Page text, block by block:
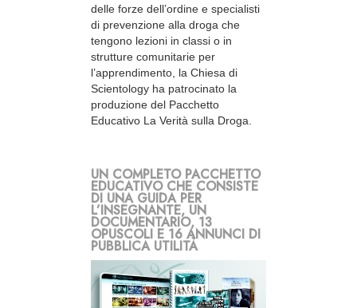
delle forze dell’ordine e specialisti
di prevenzione alla droga che
tengono lezioni in classi o in
strutture comunitarie per
l’apprendimento, la Chiesa di
Scientology ha patrocinato la
produzione del Pacchetto
Educativo La Verità sulla Droga.
UN COMPLETO PACCHETTO
EDUCATIVO CHE CONSISTE
DI UNA GUIDA PER
L’INSEGNANTE, UN
DOCUMENTARIO, 13
OPUSCOLI E 16 ANNUNCI DI
PUBBLICA UTILITÀ